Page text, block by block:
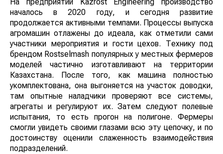
началось в 2020 году, и сегодня развитие
продолжается активными темпами. Процессы выпуска
агромашин отлажены до идеала, как отметили сами
участники мероприятия и гости цехов. Технику под
брендом Rostselmash популярных у местных фермеров
моделей частично изготавливают на территории
Казахстана. После того, как машина полностью
укомплектована, она выгоняется на участок доводки,
там опытные наладчики проверяют все системы,
агрегаты и регулируют их. Затем следуют полевые
испытания, то есть прогон на полигоне. Фермеры
смогли увидеть своими глазами всю эту цепочку, и по
достоинству оценили слаженность взаимодействия
подразделений.